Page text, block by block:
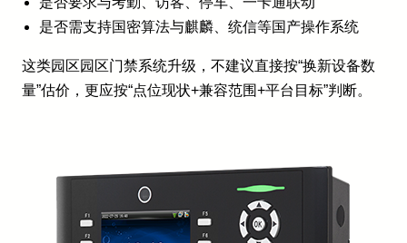
是否需支持国密算法与麒麟、统信等国产操作系统
这类园区园区门禁系统升级，不建议直接按“换新设备数
量”估价，更应按“点位现状+兼容范围+平台目标”判断。